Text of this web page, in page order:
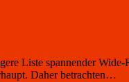
Liste spannender
Daher betrachten…